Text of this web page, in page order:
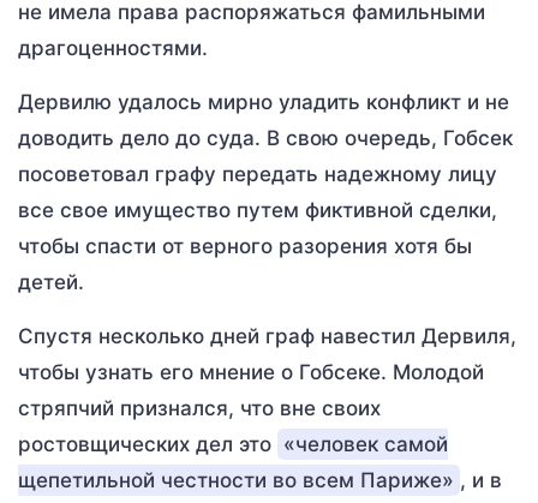
не имела права распоряжаться фамильными
драгоценностями.
Дервилю удалось мирно уладить конфликт и не
доводить дело до суда. В свою очередь, Гобсек
посоветовал графу передать надежному лицу
все свое имущество путем фиктивной сделки,
чтобы спасти от верного разорения хотя бы
детей.
Спустя несколько дней граф навестил Дервиля,
чтобы узнать его мнение о Гобсеке. Молодой
стряпчий признался, что вне своих
ростовщических дел это «человек самой
щепетильной честности во всем Париже» , и в